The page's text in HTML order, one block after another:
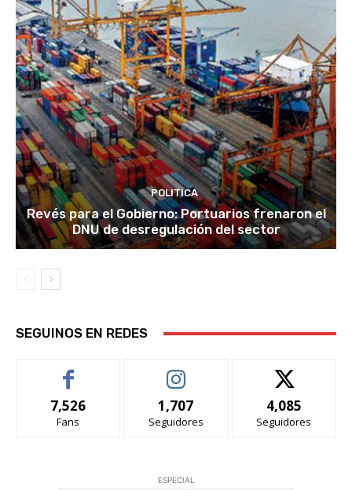
POLITICA
Revés para el Gobierno: Portuarios frenaron el
DNU de desregulación del sector
SEGUINOS EN REDES
7,526
Fans
1,707
Seguidores
4,085
Seguidores
ESPECIAL